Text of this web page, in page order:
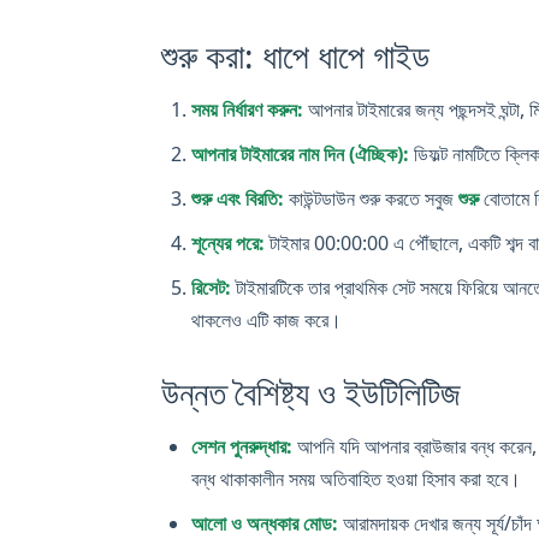
শুরু করা: ধাপে ধাপে গাইড
সময় নির্ধারণ করুন: আপনার টাইমারের জন্য পছন্দসই
আপনার টাইমারের নাম দিন (ঐচ্ছিক): ডিফল্ট নামটিতে
শুরু এবং বিরতি: কাউন্টডাউন শুরু করতে সবুজশুরুবোতামে
শূন্যের পরে:টাইমার 00:00:00 এ পৌঁছালে, একটি শব্দ
রিসেট:টাইমারটিকে তার প্রাথমিক সেট সময়ে ফিরিয়ে
থাকলেও এটি কাজ করে।
উন্নত বৈশিষ্ট্য ও ইউটিলিটিজ
সেশন পুনরুদ্ধার: আপনি যদি আপনার ব্রাউজার বন্ধ
বন্ধ থাকাকালীন সময় অতিবাহিত হওয়া হিসাব করা হবে।
আলো ও অন্ধকার মোড: আরামদায়ক দেখার জন্য সূর্য/